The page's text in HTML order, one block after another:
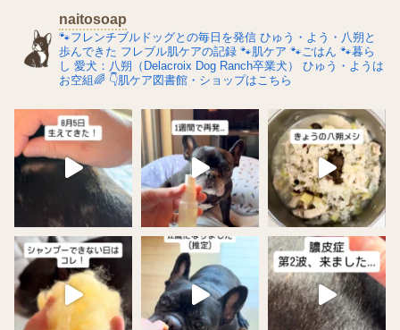
naitosoap
🐾フレンチブルドッグとの毎日を発信 ひゅう・よう・八朔と
歩んできた フレブル肌ケアの記録 🐾肌ケア 🐾ごはん 🐾暮ら
し 愛犬：八朔（Delacroix Dog Ranch卒業犬）
ひゅう・ようは
お空組🌈 👇肌ケア図書館・ショップはこちら